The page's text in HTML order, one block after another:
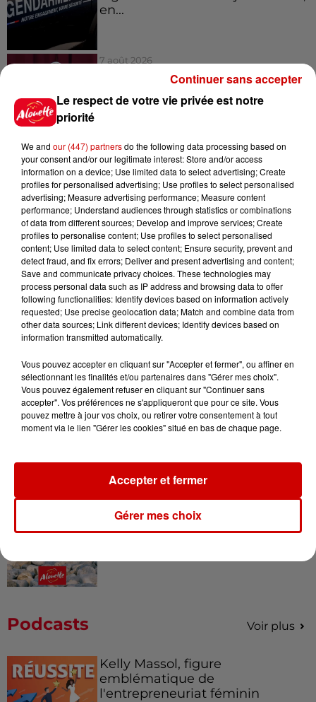
en...
7 août 2026
Pape Léon XIV en France : quel
Jeux Voir plus
Gagnez vos places pour le
festival Marché Gourmand 2026
à Coulon !
Le Duel - Gagnez vos entrées
pour l'un des zoos de nos
régions !
Destination Vacances - Gagnez
votre séjour en famille au cœur
Destination Vacances : inscrivez-
vous !
Podcasts Voir plus
Kelly Massol, figure
emblématique de
l'entrepreneuriat féminin
Le respect de votre vie privée est notre
priorité
We and our (447) partnersdo the following data processing based on
your consent and/or our legitimate interest: Store and/or access
information on a device; Use limited data to select advertising; Create
profiles for personalised advertising; Use profiles to select personalised
advertising; Measure advertising performance; Measure content
performance; Understand audiences through statistics or combinations
of data from different sources; Develop and improve services; Create
profiles to personalise content; Use profiles to select personalised
content; Use limited data to select content; Ensure security, prevent and
detect fraud, and fix errors; Deliver and present advertising and content;
Save and communicate privacy choices. These technologies may
process personal data such as IP address and browsing data to offer
following functionalities: Identify devices based on information actively
requested; Use precise geolocation data; Match and combine data from
other data sources; Link different devices; Identify devices based on
information transmitted automatically.
Vous pouvez accepter en cliquant sur "Accepter et fermer", ou affiner en
sélectionnant les finalités et/ou partenaires dans "Gérer mes choix".
Vous pouvez également refuser en cliquant sur "Continuer sans
accepter". Vos préférences ne s'appliqueront que pour ce site. Vous
pouvez mettre à jour vos choix, ou retirer votre consentement à tout
moment via le lien "Gérer les cookies" situé en bas de chaque page.
Gérer mes choix
Accepter et fermer
Continuer sans accepter